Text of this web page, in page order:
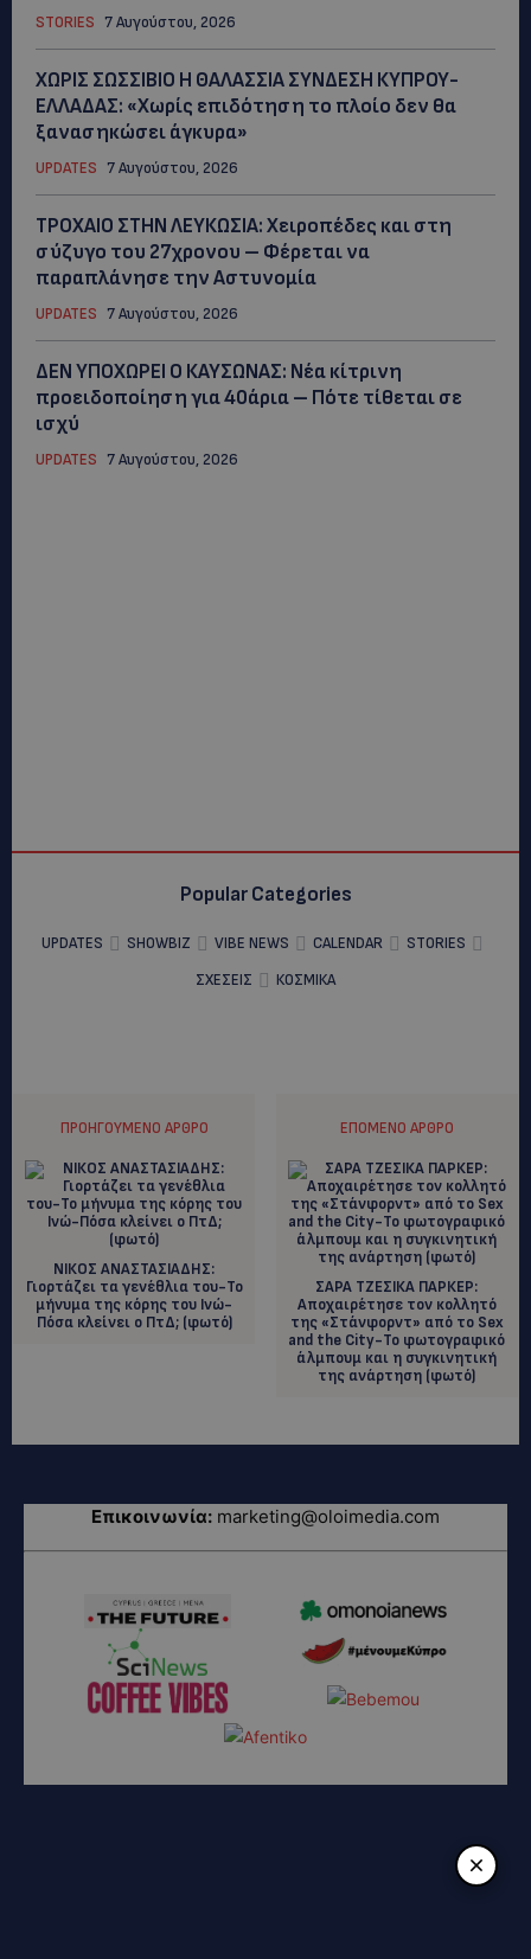
STORIES 7 Αυγούστου, 2026
ΧΩΡΙΣ ΣΩΣΣΙΒΙΟ Η ΘΑΛΑΣΣΙΑ ΣΥΝΔΕΣΗ ΚΥΠΡΟΥ-
ΕΛΛΑΔΑΣ: «Χωρίς επιδότηση το πλοίο δεν θα
ξανασηκώσει άγκυρα»
UPDATES 7 Αυγούστου, 2026
ΤΡΟΧΑΙΟ ΣΤΗΝ ΛΕΥΚΩΣΙΑ: Χειροπέδες και στη
σύζυγο του 27χρονου – Φέρεται να
παραπλάνησε την Αστυνομία
UPDATES 7 Αυγούστου, 2026
ΔΕΝ ΥΠΟΧΩΡΕΙ Ο ΚΑΥΣΩΝΑΣ: Νέα κίτρινη
προειδοποίηση για 40άρια – Πότε τίθεται σε
ισχύ
UPDATES 7 Αυγούστου, 2026
Popular Categories
UPDATES SHOWBIZ VIBE NEWS CALENDAR
STORIES
ΣΧΕΣΕΙΣ
ΚΟΣΜΙΚΑ
ΠΡΟΗΓΟΎΜΕΝΟ ΆΡΘΡΟ
ΝΙΚΟΣ ΑΝΑΣΤΑΣΙΑΔΗΣ:
Γιορτάζει τα γενέθλια του-Το
μήνυμα της κόρης του Ινώ-
Πόσα κλείνει ο ΠτΔ; (φωτό)
ΕΠΌΜΕΝΟ ΆΡΘΡΟ
ΣΑΡΑ ΤΖΕΣΙΚΑ ΠΑΡΚΕΡ:
Aποχαιρέτησε τον κολλητό
της «Στάνφορντ» από το Sex
and the City-Το φωτογραφικό
άλμπουμ και η συγκινητική
της ανάρτηση (φωτό)
Επικοινωνία: marketing@oloimedia.com